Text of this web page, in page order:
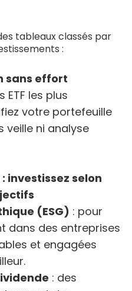
tableaux classés par
:
sans effort
ETF les plus
votre portefeuille
veille ni analyse
: investissez selon
(ESG) : pour
dans des entreprises
et engagées
: des